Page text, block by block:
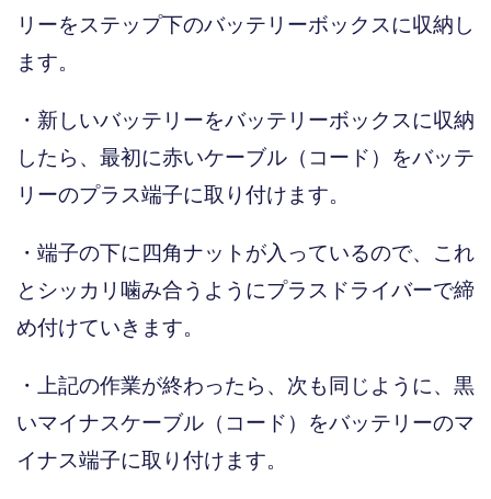
リーをステップ下のバッテリーボックスに収納し
ます。
・新しいバッテリーをバッテリーボックスに収納
したら、最初に赤いケーブル（コード）をバッテ
リーのプラス端子に取り付けます。
・端子の下に四角ナットが入っているので、これ
とシッカリ噛み合うようにプラスドライバーで締
め付けていきます。
・上記の作業が終わったら、次も同じように、黒
いマイナスケーブル（コード）をバッテリーのマ
イナス端子に取り付けます。